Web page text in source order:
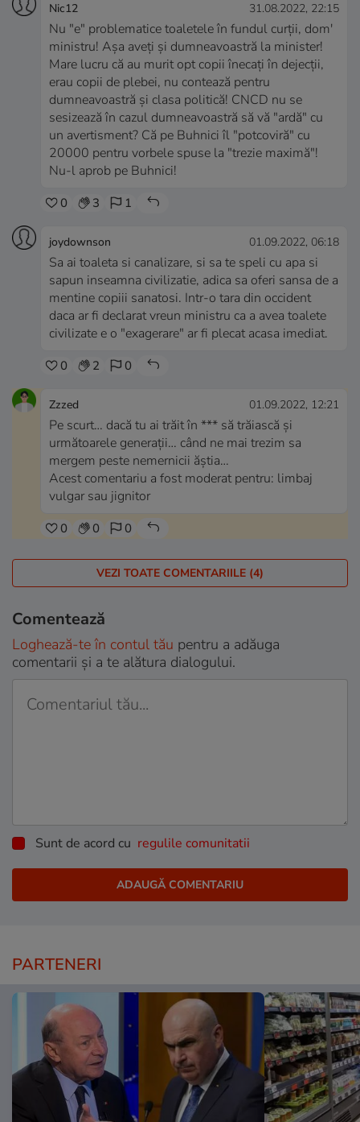
Nic12 31.08.2022, 22:15
Nu "e" problematice toaletele în fundul curții, dom'
ministru! Așa aveți și dumneavoastră la minister!
Mare lucru că au murit opt copii înecați în dejecții,
erau copii de plebei, nu contează pentru
dumneavoastră și clasa politică! CNCD nu se
sesizează în cazul dumneavoastră să vă "ardă" cu
un avertisment? Că pe Buhnici îl "potcoviră" cu
20000 pentru vorbele spuse la "trezie maximă"!
Nu-l aprob pe Buhnici!
0 3 1
joydownson 01.09.2022, 06:18
Sa ai toaleta si canalizare, si sa te speli cu apa si
sapun inseamna civilizatie, adica sa oferi sansa de a
mentine copiii sanatosi. Intr-o tara din occident
daca ar fi declarat vreun ministru ca a avea toalete
civilizate e o "exagerare" ar fi plecat acasa imediat.
0 2 0
Zzzed 01.09.2022, 12:21
Pe scurt… dacă tu ai trăit în *** să trăiască și
următoarele generații… când ne mai trezim sa
mergem peste nemernicii ăștia…
Acest comentariu a fost moderat pentru: limbaj
vulgar sau jignitor
0 0 0
VEZI TOATE COMENTARIILE (4)
Comentează
Loghează-te în contul tău pentru a adăuga
comentarii și a te alătura dialogului.
Sunt de acord cu regulile comunitatii
PARTENERI